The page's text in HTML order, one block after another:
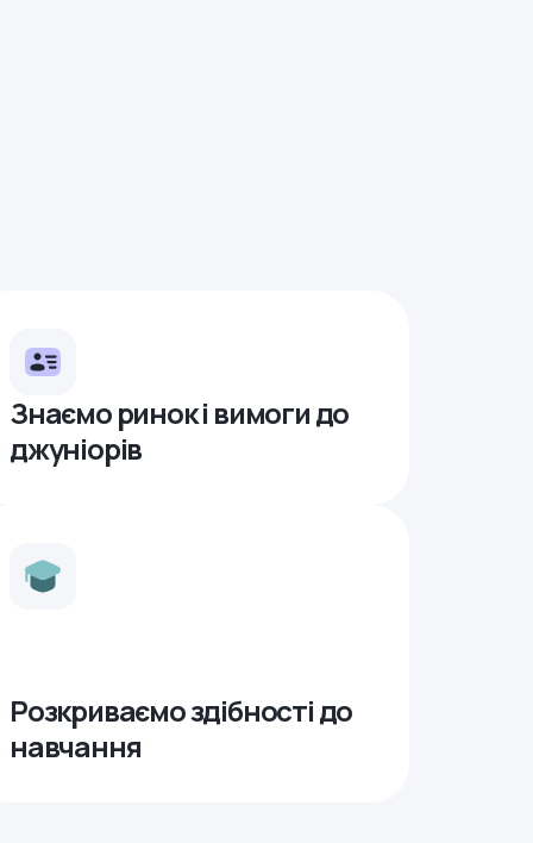
Знаємо ринок і вимоги до
джуніорів
Розкриваємо здібності до
навчання